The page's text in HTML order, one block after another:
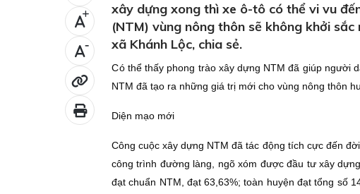
+
-
xây dựng xong thì xe ô-tô có thể vi vu
(NTM) vùng nông thôn sẽ không khởi
xã Khánh Lộc, chia sẻ.
Có thể thấy phong trào xây dựng NTM đã giúp người
NTM đã tạo ra những giá trị mới cho vùng nông thôn
Diện mạo mới
Công cuộc xây dựng NTM đã tác động tích cực đến
công trình đường làng, ngõ xóm được đầu tư xây
đạt chuẩn NTM, đạt 63,63%; toàn huyện đạt tổng số